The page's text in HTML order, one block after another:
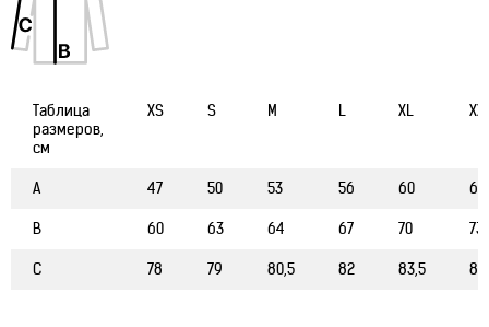
Таблица
размеров,
см
XS S M L XL
A 47 50 53 56 60 63
B 60 63 64 67 70 73
C 78 79 80,5 82 83,5